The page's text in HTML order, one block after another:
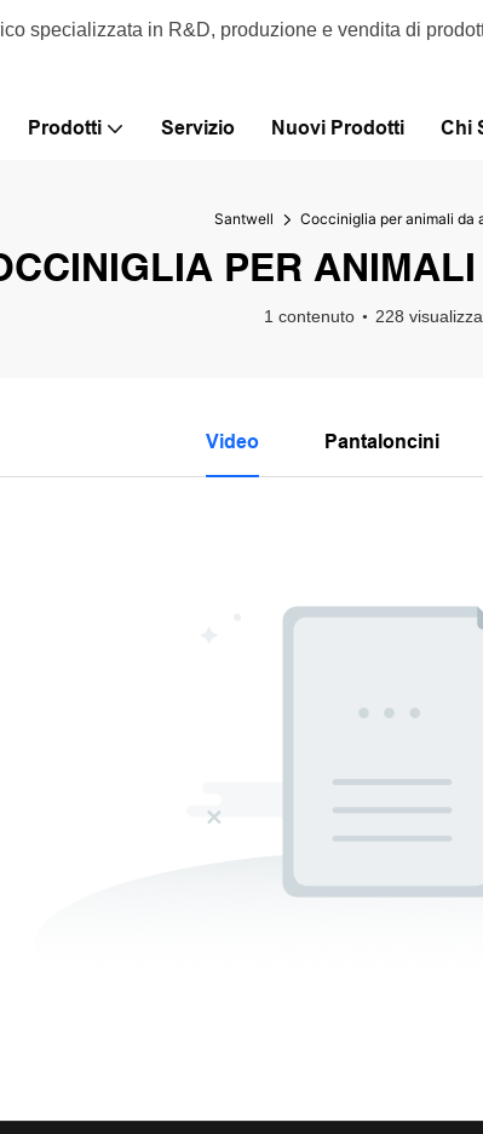
specializzata in R&D, produzione e vendita di
Prodotti Servizio Nuovi Prodotti Chi
Santwell Cocciniglia per animali da
PER
1 contenuto 228
Video Pantaloncini